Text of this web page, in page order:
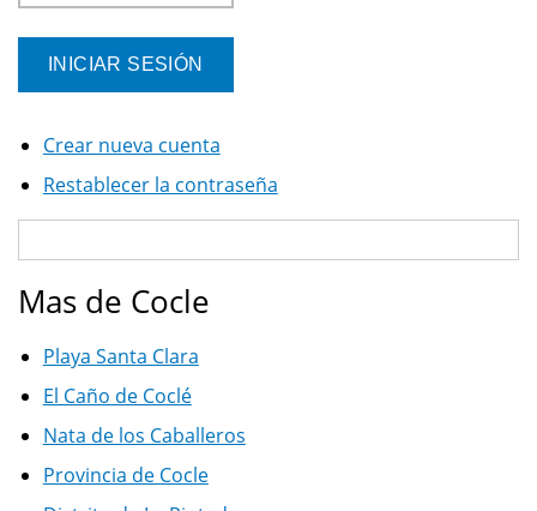
Crear nueva cuenta
Restablecer la contraseña
Mas de Cocle
Playa Santa Clara
El Caño de Coclé
Nata de los Caballeros
Provincia de Cocle